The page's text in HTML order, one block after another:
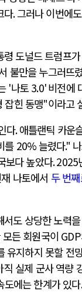
다.그러나 이번에
도널드 트럼프
불만을 누그러뜨
'나토 3.0'비전에
잡힌 동맹"이라고
다.애틀랜틱 카운
를20%늘렸다."
보다 높았다. 2025
나토에서 두 번
도 상당한 노력
든 회원국이 GDP
유지하지 못할 전
실제 군사 역량
도에는 한계가 있다.